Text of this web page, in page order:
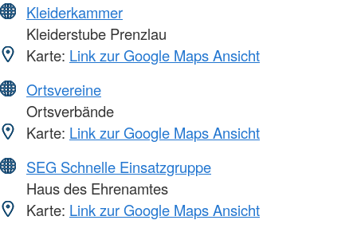
Kleiderkammer
Kleiderstube Prenzlau
Karte: Link zur Google Maps Ansicht
Ortsvereine
Ortsverbände
Karte: Link zur Google Maps Ansicht
SEG Schnelle Einsatzgruppe
Haus des Ehrenamtes
Karte: Link zur Google Maps Ansicht